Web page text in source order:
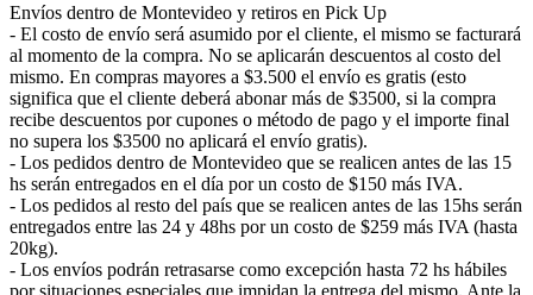
Envíos dentro de Montevideo y retiros en Pick Up
- El costo de envío será asumido por el cliente, el mismo se facturará
al momento de la compra. No se aplicarán descuentos al costo del
mismo. En compras mayores a $3.500 el envío es gratis (esto
significa que el cliente deberá abonar más de $3500, si la compra
recibe descuentos por cupones o método de pago y el importe final
no supera los $3500 no aplicará el envío gratis).
- Los pedidos dentro de Montevideo que se realicen antes de las 15
hs serán entregados en el día por un costo de $150 más IVA.
- Los pedidos al resto del país que se realicen antes de las 15hs serán
entregados entre las 24 y 48hs por un costo de $259 más IVA (hasta
20kg).
- Los envíos podrán retrasarse como excepción hasta 72 hs hábiles
por situaciones especiales que impidan la entrega del mismo. Ante la